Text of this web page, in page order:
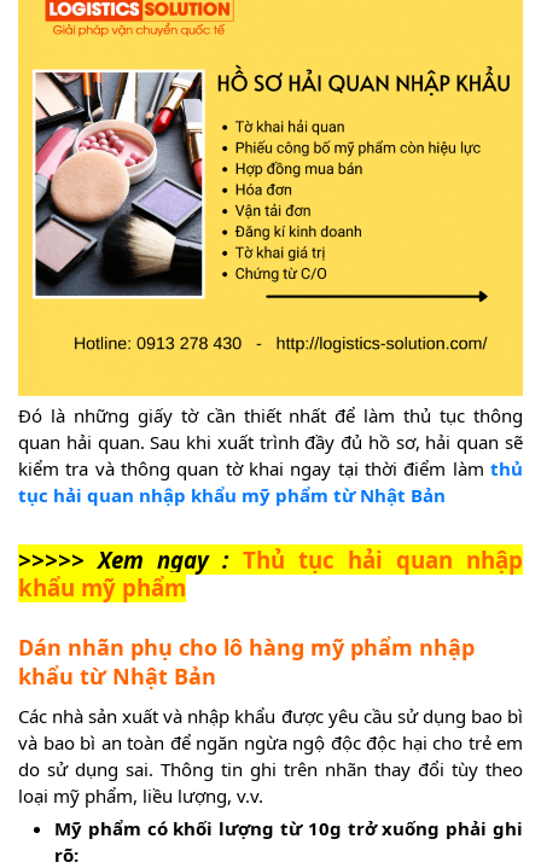
Đó là những giấy tờ cần thiết nhất để làm thủ tục thông
quan hải quan. Sau khi xuất trình đầy đủ hồ sơ, hải quan sẽ
kiểm tra và thông quan tờ khai ngay tại thời điểm làm thủ
tục hải quan nhập khẩu mỹ phẩm từ Nhật Bản
>>>>> Xem ngay : Thủ tục hải quan nhập
khẩu mỹ phẩm
Dán nhãn phụ cho lô hàng mỹ phẩm nhập
khẩu từ Nhật Bản
Các nhà sản xuất và nhập khẩu được yêu cầu sử dụng bao bì
và bao bì an toàn để ngăn ngừa ngộ độc độc hại cho trẻ em
do sử dụng sai. Thông tin ghi trên nhãn thay đổi tùy theo
loại mỹ phẩm, liều lượng, v.v.
Mỹ phẩm có khối lượng từ 10g trở xuống phải ghi
rõ: